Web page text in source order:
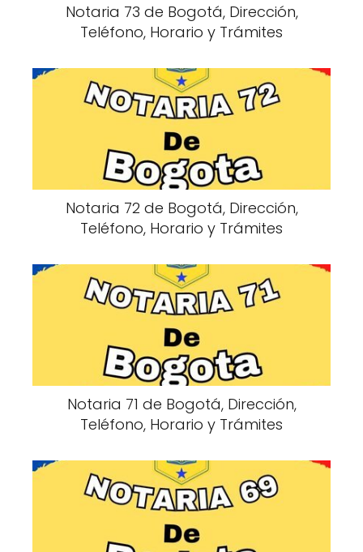
Notaria 73 de Bogotá, Dirección,
Teléfono, Horario y Trámites
Notaria 72 de Bogotá, Dirección,
Teléfono, Horario y Trámites
Notaria 71 de Bogotá, Dirección,
Teléfono, Horario y Trámites